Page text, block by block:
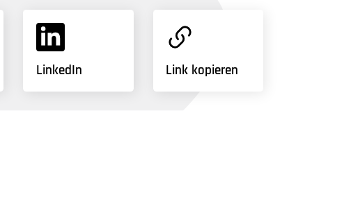
LinkedIn Link kopieren